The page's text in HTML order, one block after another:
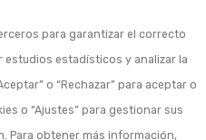
para garantizar el correcto
estudios estadísticos y analizar la
o “Rechazar” para aceptar o
o “Ajustes” para gestionar sus
Para obtener más información,